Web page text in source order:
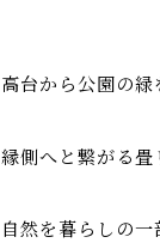
高台から公園の緑
縁側へと繋がる畳
自然を暮らしの一